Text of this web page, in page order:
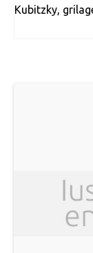
Kubitzky,